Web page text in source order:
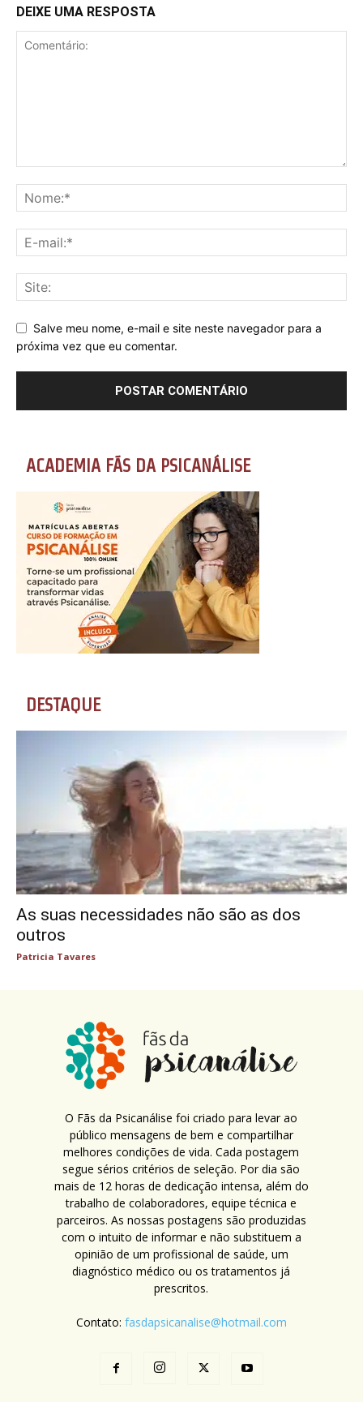
DEIXE UMA RESPOSTA
Salve meu nome, e-mail e site neste navegador para a
próxima vez que eu comentar.
ACADEMIA FÃS DA PSICANÁLISE
DESTAQUE
As suas necessidades não são as dos
outros
Patricia Tavares
O Fãs da Psicanálise foi criado para levar ao
público mensagens de bem e compartilhar
melhores condições de vida. Cada postagem
segue sérios critérios de seleção. Por dia são
mais de 12 horas de dedicação intensa, além do
trabalho de colaboradores, equipe técnica e
parceiros. As nossas postagens são produzidas
com o intuito de informar e não substituem a
opinião de um profissional de saúde, um
diagnóstico médico ou os tratamentos já
prescritos.
Contato: fasdapsicanalise@hotmail.com